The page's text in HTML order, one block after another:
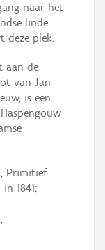
naar het
linde
deze plek.
aan de
van Jan
is een
Primitief
1841;